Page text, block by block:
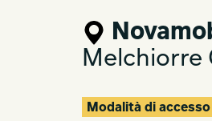
Melchiorre
Modalità di accesso